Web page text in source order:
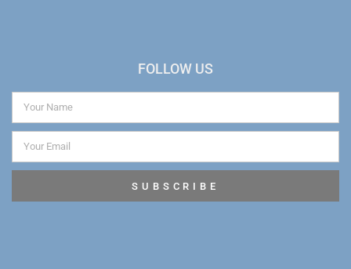
FOLLOW US
SUBSCRIBE